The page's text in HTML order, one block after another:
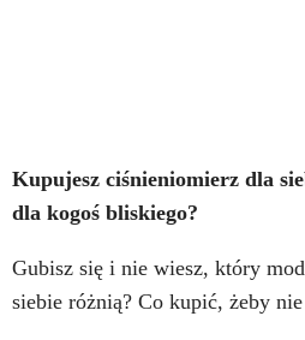
Kupujesz ciśnieniomierz dla
dla kogoś bliskiego?
Gubisz się i nie wiesz, który
siebie różnią? Co kupić, żeby nie